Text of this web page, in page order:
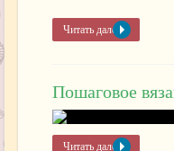
Читать далее »
Пошаговое
Читать далее »